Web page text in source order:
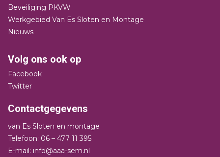
Beveiliging PKVW
Werkgebied Van Es Sloten en Montage
Nieuws
Volg ons ook op
Facebook
Twitter
Contactgegevens
van Es Sloten en montage
Telefoon: 06 – 477 11 395
E-mail: info@aaa-sem.nl